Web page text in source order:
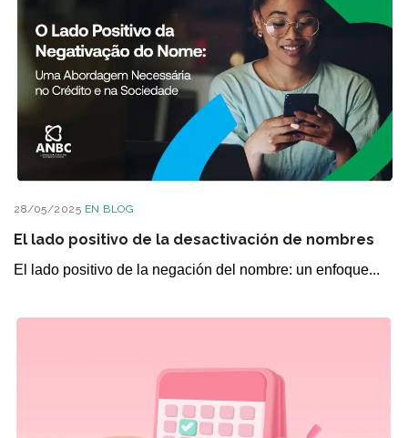
28/05/2025 EN BLOG
El lado positivo de la desactivación de nombres
El lado positivo de la negación del nombre: un enfoque...